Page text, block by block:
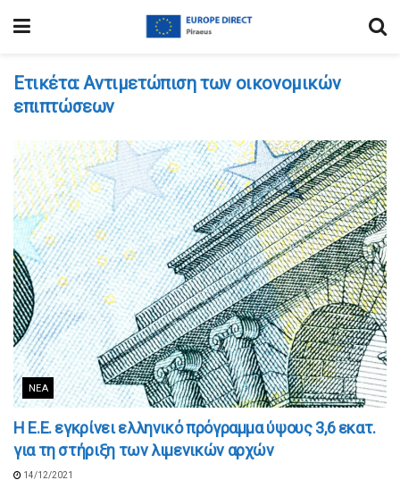
Ετικέτα:Αντιμετώπιση των οικονομικών
επιπτώσεων
ΝΈΑ
Η Ε.Ε. εγκρίνει ελληνικό πρόγραμμα ύψους 3,6 εκατ.
για τη στήριξη των λιμενικών αρχών
14/12/2021